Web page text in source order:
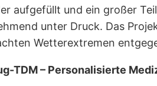
aufgefüllt und ein großer
unter Druck. Das
Wetterextremen
TDM – Personalisierte